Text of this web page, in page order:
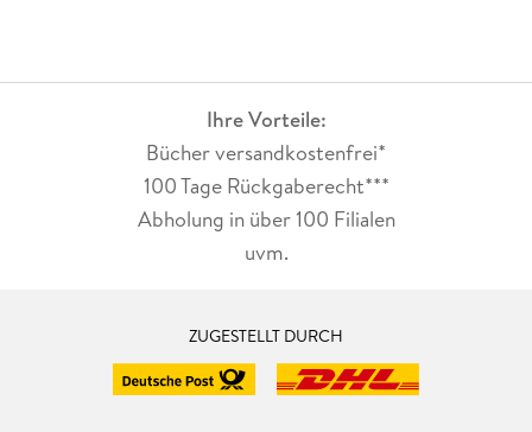
Ihre Vorteile:
Bücher versandkostenfrei*
100 Tage Rückgaberecht***
Abholung in über 100 Filialen
uvm.
ZUGESTELLT DURCH